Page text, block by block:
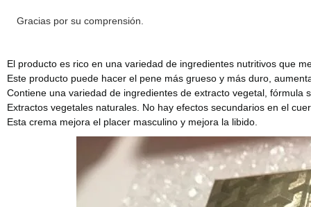
Gracias por su comprensión.
El producto es rico en una variedad de ingredientes nutritivos que
Este producto puede hacer el pene más grueso y más duro,
Contiene una variedad de ingredientes de extracto vegetal, fórmula
Extractos vegetales naturales. No hay efectos secundarios en el
Esta crema mejora el placer masculino y mejora la libido.